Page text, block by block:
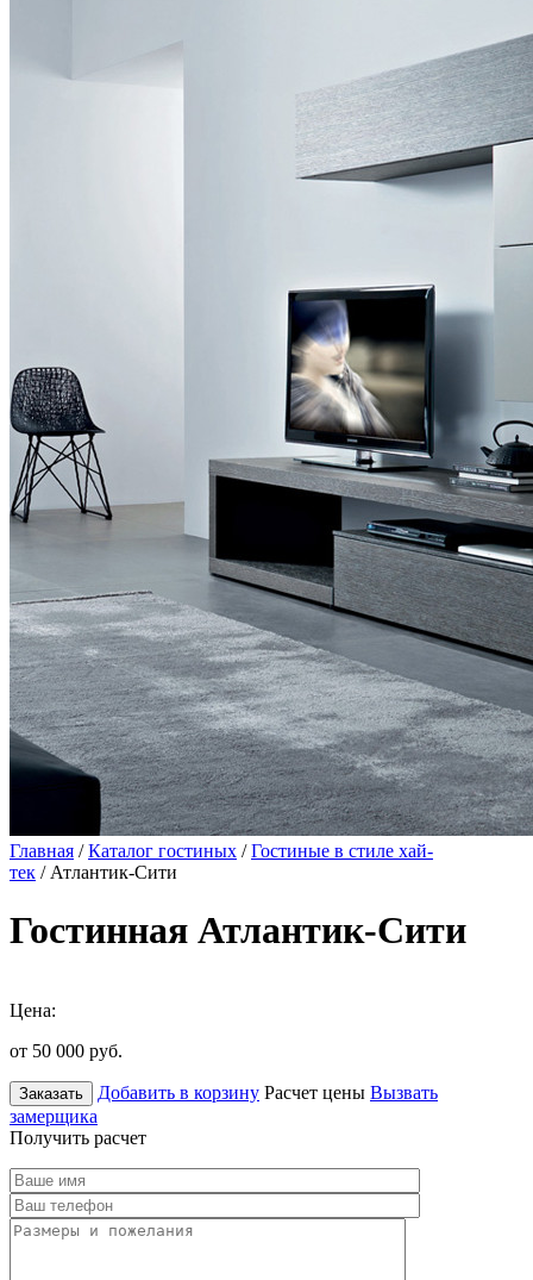
Главная /Каталог гостиных /Гостиные в стиле хай-
тек / Атлантик-Сити
Гостинная Атлантик-Сити
Цена:
от 50 000 руб.
Заказать Добавить в корзину Расчет цены Вызвать
замерщика
Получить расчет